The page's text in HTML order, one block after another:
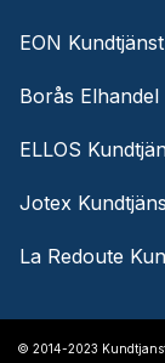
EON Kundtjänst
Borås
ELLOS
Jotex
La Redoute
© 2014-2023